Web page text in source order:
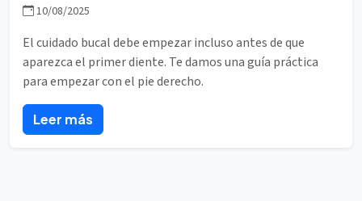
10/08/2025
El cuidado bucal debe empezar incluso antes de que
aparezca el primer diente. Te damos una guía práctica
para empezar con el pie derecho.
Leer más